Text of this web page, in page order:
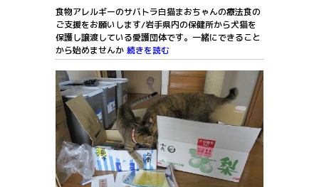
食物アレルギーのサバトラ白猫まおちゃんの療法食の
ご支援をお願いします/岩手県内の保健所から犬猫を
保護し譲渡している愛護団体です。一緒にできること
から始めませんか 続きを読む